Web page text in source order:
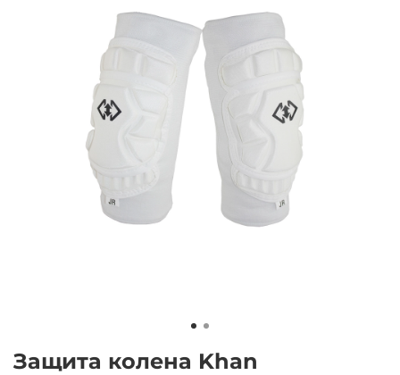
Защита колена Khan